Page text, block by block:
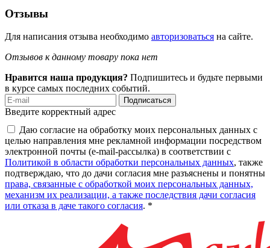
Отзывы
Для написания отзыва необходимо авторизоваться на сайте.
Отзывов к данному товару пока нет
Нравится наша продукция? Подпишитесь и будьте первыми
в курсе самых последних событий.
Подписаться
Введите корректный адрес
Даю согласие на обработку моих персональных данных с
целью направления мне рекламной информации посредством
электронной почты (e-mail-рассылка) в соответствии с
Политикой в области обработки персональных данных, также
подтверждаю, что до дачи согласия мне разъяснены и понятны
права, связанные с обработкой моих персональных данных,
механизм их реализации, а также последствия дачи согласия
или отказа в даче такого согласия. *